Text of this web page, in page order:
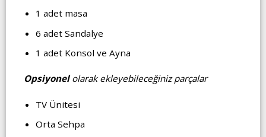
1 adet masa
6 adet Sandalye
1 adet Konsol ve Ayna
Opsiyonelolarak ekleyebileceğiniz parçalar
TV Ünitesi
Orta Sehpa